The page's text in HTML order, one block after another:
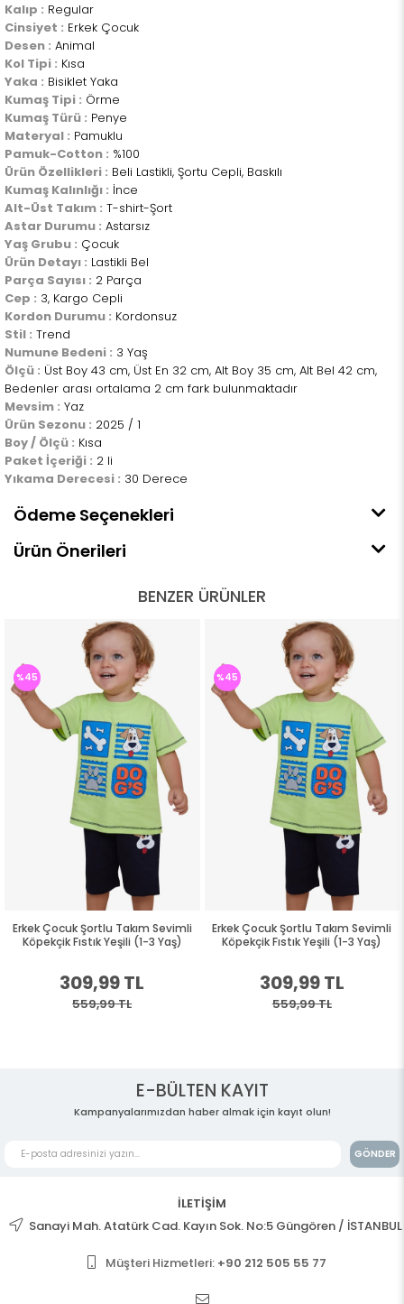
Kalıp : Regular
Cinsiyet : Erkek Çocuk
Desen : Animal
Kol Tipi : Kısa
Yaka : Bisiklet Yaka
Kumaş Tipi : Örme
Kumaş Türü : Penye
Materyal : Pamuklu
Pamuk-Cotton : %100
Ürün Özellikleri : Beli Lastikli, Şortu Cepli, Baskılı
Kumaş Kalınlığı : İnce
Alt-Üst Takım : T-shirt-Şort
Astar Durumu : Astarsız
Yaş Grubu : Çocuk
Ürün Detayı : Lastikli Bel
Parça Sayısı : 2 Parça
Cep : 3, Kargo Cepli
Kordon Durumu : Kordonsuz
Stil : Trend
Numune Bedeni : 3 Yaş
Ölçü : Üst Boy 43 cm, Üst En 32 cm, Alt Boy 35 cm, Alt Bel 42 cm,
Bedenler arası ortalama 2 cm fark bulunmaktadır
Mevsim : Yaz
Ürün Sezonu : 2025 / 1
Boy / Ölçü : Kısa
Paket İçeriği : 2 li
Yıkama Derecesi : 30 Derece
Ödeme Seçenekleri
Ürün Önerileri
BENZER ÜRÜNLER
Erkek Çocuk Şortlu Takım Sevimli
Köpekçik Fıstık Yeşili (1-3 Yaş)
309,99 TL
559,99 TL
%45
Erkek Çocuk Şortlu Takım Sevimli
Köpekçik Fıstık Yeşili (1-3 Yaş)
309,99 TL
559,99 TL
%45
E-BÜLTEN KAYIT
Kampanyalarımızdan haber almak için kayıt olun!
GÖNDER
İLETİŞİM
Sanayi Mah. Atatürk Cad. Kayın Sok. No:5 Güngören / İSTANBUL
Müşteri Hizmetleri: +90 212 505 55 77